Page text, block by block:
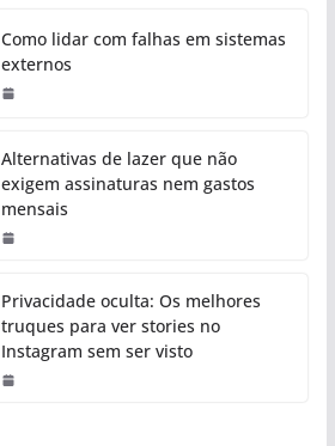
Como lidar com falhas em sistemas
externos
Alternativas de lazer que não
exigem assinaturas nem gastos
mensais
Privacidade oculta: Os melhores
truques para ver stories no
Instagram sem ser visto